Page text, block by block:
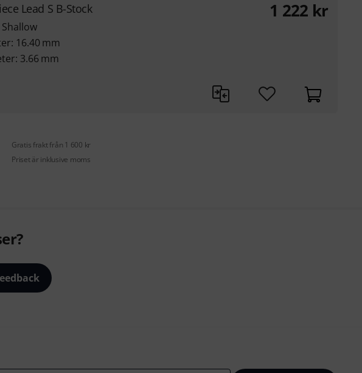
Lead S B-Stock
16.40 mm
3.66 mm
1 222 kr
Gratis frakt från 1 600 kr
Priset är inklusive moms